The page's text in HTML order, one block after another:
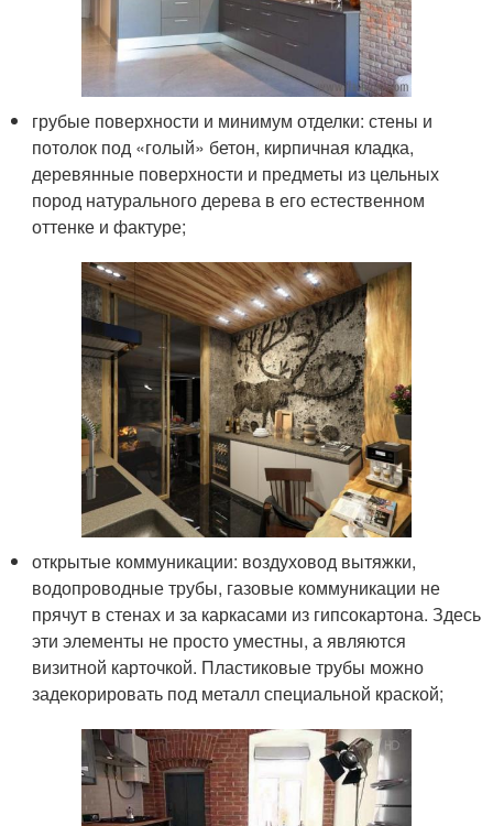
грубые поверхности и минимум отделки: стены и
потолок под «голый» бетон, кирпичная кладка,
деревянные поверхности и предметы из цельных
пород натурального дерева в его естественном
оттенке и фактуре;
открытые коммуникации: воздуховод вытяжки,
водопроводные трубы, газовые коммуникации не
прячут в стенах и за каркасами из гипсокартона. Здесь
эти элементы не просто уместны, а являются
визитной карточкой. Пластиковые трубы можно
задекорировать под металл специальной краской;